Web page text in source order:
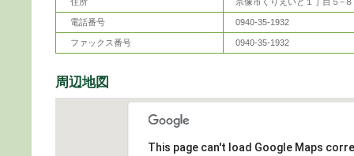
電話番号 0940-35-1932
ファックス番号 0940-35-1932
周辺地図
This page can't load Google Maps